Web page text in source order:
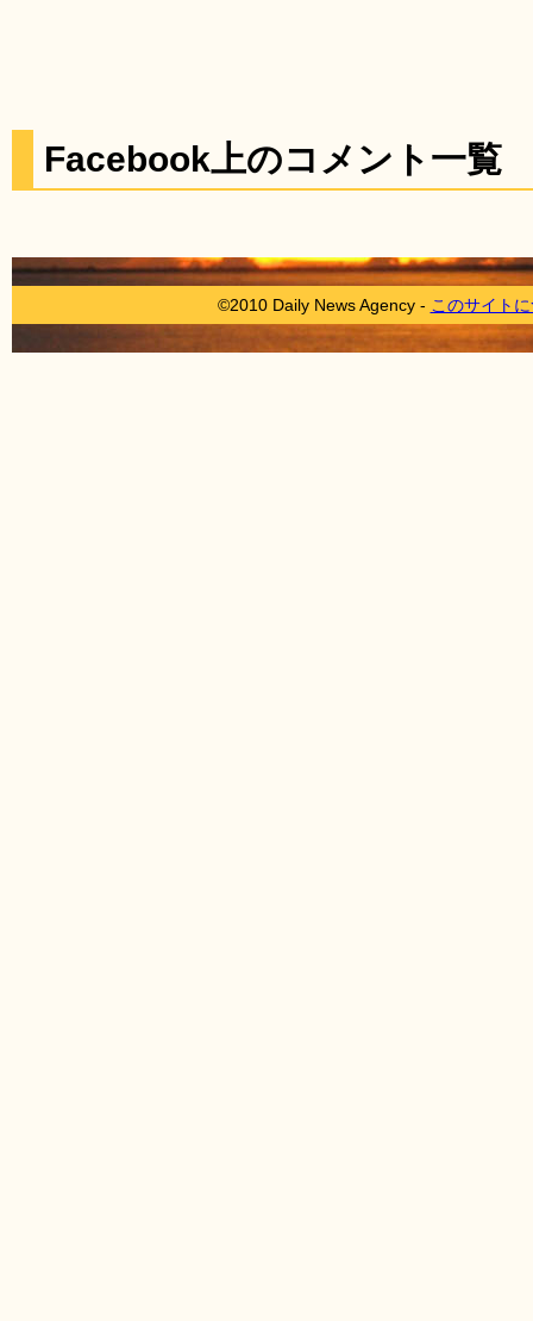
Facebook上のコメント一覧
©2010 Daily News Agency - このサイト